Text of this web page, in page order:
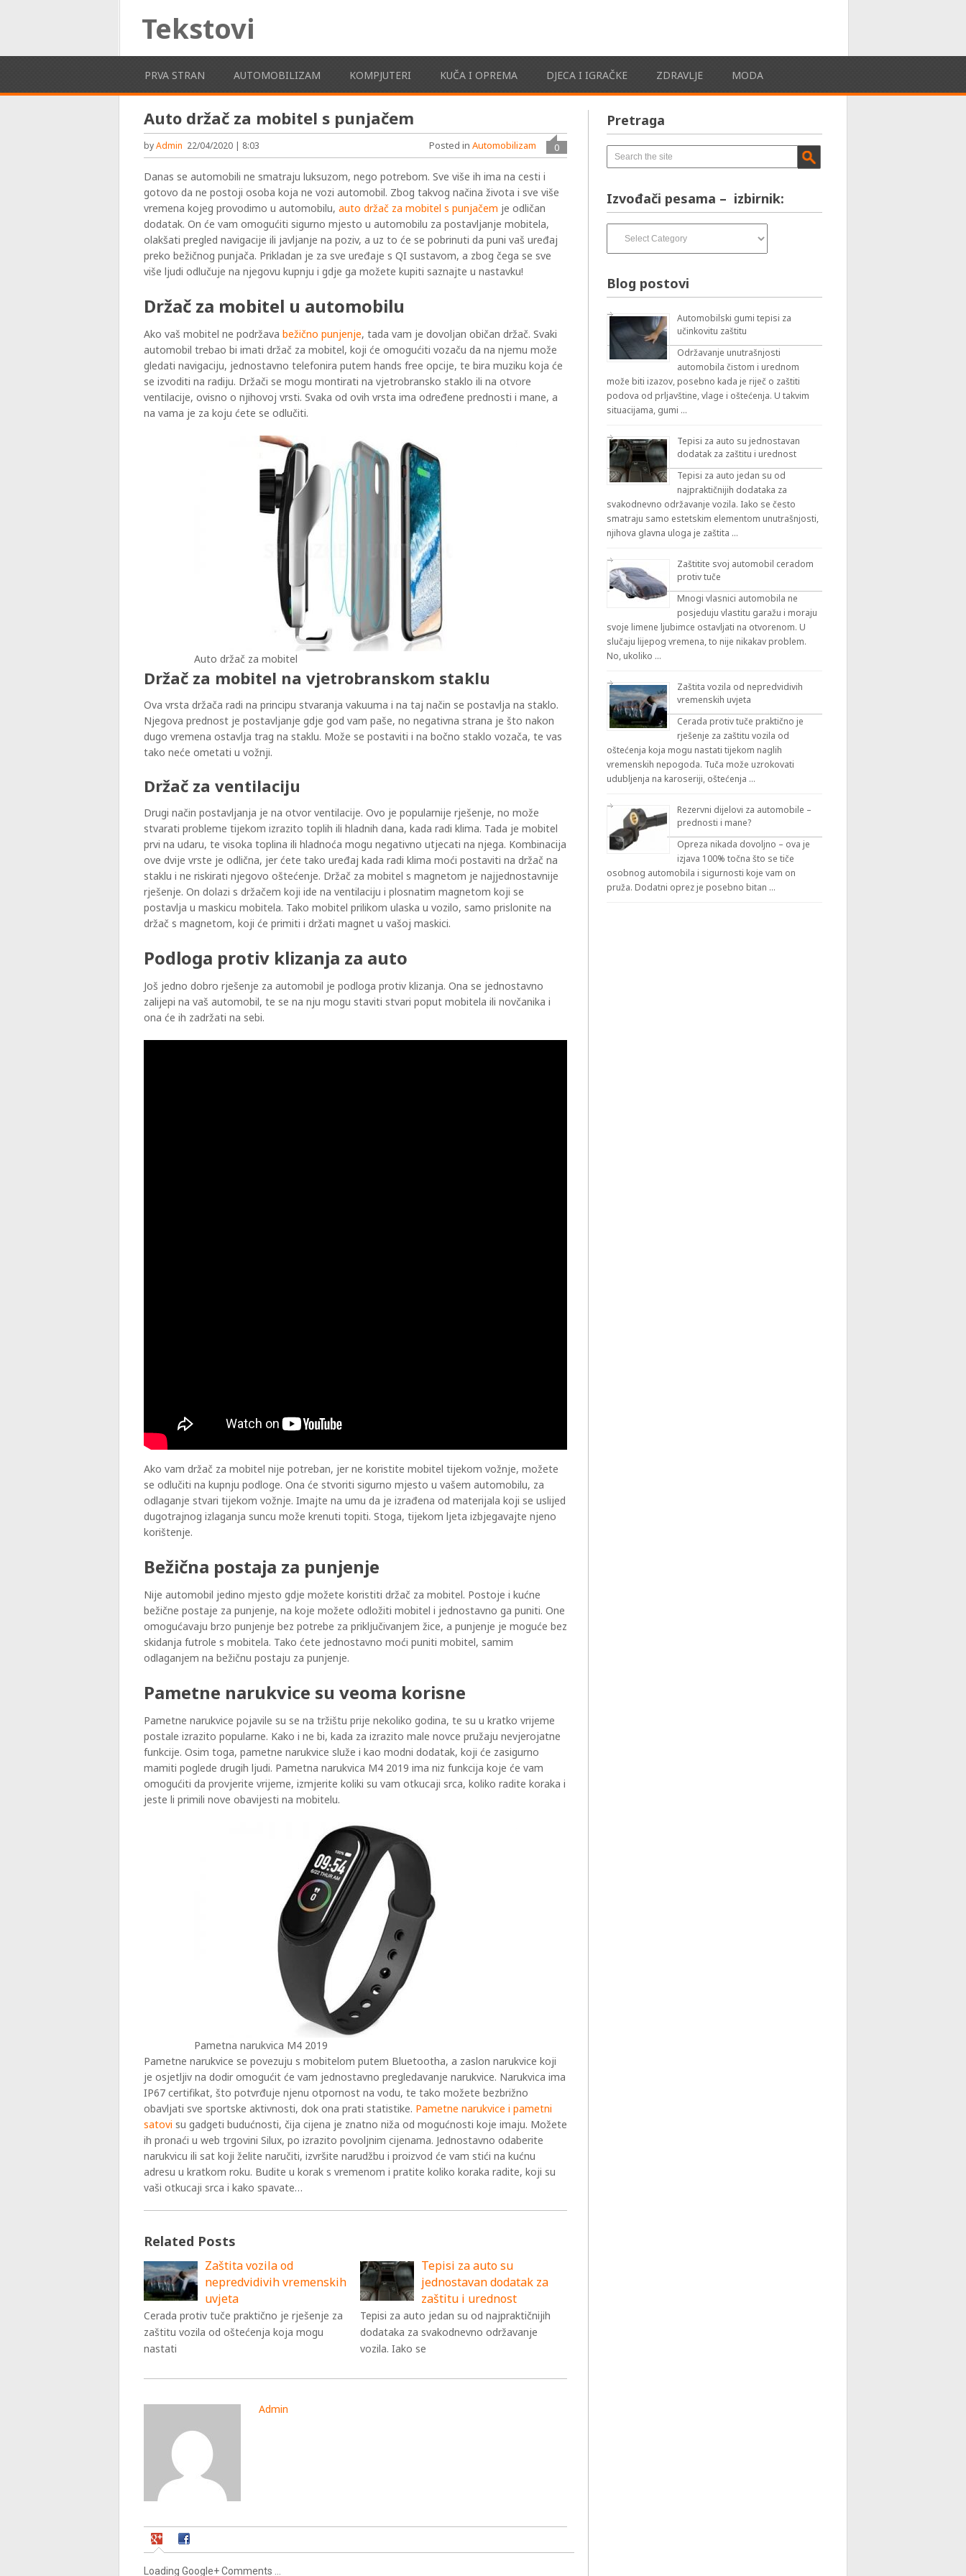
Tekstovi
PRVA STRAN AUTOMOBILIZAM KOMPJUTERI KUČA I OPREMA DJECA I IGRAČKE ZDRAVLJE MODA
Auto držač za mobitel s punjačem
byAdmin 22/04/2020 | 8:03 0
Posted inAutomobilizam
Danas se automobili ne smatraju luksuzom, nego potrebom. Sve više ih ima na cesti i
gotovo da ne postoji osoba koja ne vozi automobil. Zbog takvog načina života i sve više
vremena kojeg provodimo u automobilu,auto držač za mobitel s punjačem je odličan
dodatak. On će vam omogućiti sigurno mjesto u automobilu za postavljanje mobitela,
olakšati pregled navigacije ili javljanje na poziv, a uz to će se pobrinuti da puni vaš uređaj
preko bežičnog punjača. Prikladan je za sve uređaje s QI sustavom, a zbog čega se sve
više ljudi odlučuje na njegovu kupnju i gdje ga možete kupiti saznajte u nastavku!
Držač za mobitel u automobilu
Ako vaš mobitel ne podržavabežično punjenje, tada vam je dovoljan običan držač. Svaki
automobil trebao bi imati držač za mobitel, koji će omogućiti vozaču da na njemu može
gledati navigaciju, jednostavno telefonira putem hands free opcije, te bira muziku koja će
se izvoditi na radiju. Držači se mogu montirati na vjetrobransko staklo ili na otvore
ventilacije, ovisno o njihovoj vrsti. Svaka od ovih vrsta ima određene prednosti i mane, a
na vama je za koju ćete se odlučiti.
Auto držač za mobitel
Držač za mobitel na vjetrobranskom staklu
Ova vrsta držača radi na principu stvaranja vakuuma i na taj način se postavlja na staklo.
Njegova prednost je postavljanje gdje god vam paše, no negativna strana je što nakon
dugo vremena ostavlja trag na staklu. Može se postaviti i na bočno staklo vozača, te vas
tako neće ometati u vožnji.
Držač za ventilaciju
Drugi način postavljanja je na otvor ventilacije. Ovo je popularnije rješenje, no može
stvarati probleme tijekom izrazito toplih ili hladnih dana, kada radi klima. Tada je mobitel
prvi na udaru, te visoka toplina ili hladnoća mogu negativno utjecati na njega. Kombinacija
ove dvije vrste je odlična, jer ćete tako uređaj kada radi klima moći postaviti na držač na
staklu i ne riskirati njegovo oštećenje. Držač za mobitel s magnetom je najjednostavnije
rješenje. On dolazi s držačem koji ide na ventilaciju i plosnatim magnetom koji se
postavlja u maskicu mobitela. Tako mobitel prilikom ulaska u vozilo, samo prislonite na
držač s magnetom, koji će primiti i držati magnet u vašoj maskici.
Podloga protiv klizanja za auto
Još jedno dobro rješenje za automobil je podloga protiv klizanja. Ona se jednostavno
zalijepi na vaš automobil, te se na nju mogu staviti stvari poput mobitela ili novčanika i
ona će ih zadržati na sebi.
Ako vam držač za mobitel nije potreban, jer ne koristite mobitel tijekom vožnje, možete
se odlučiti na kupnju podloge. Ona će stvoriti sigurno mjesto u vašem automobilu, za
odlaganje stvari tijekom vožnje. Imajte na umu da je izrađena od materijala koji se uslijed
dugotrajnog izlaganja suncu može krenuti topiti. Stoga, tijekom ljeta izbjegavajte njeno
korištenje.
Bežična postaja za punjenje
Nije automobil jedino mjesto gdje možete koristiti držač za mobitel. Postoje i kućne
bežične postaje za punjenje, na koje možete odložiti mobitel i jednostavno ga puniti. One
omogućavaju brzo punjenje bez potrebe za priključivanjem žice, a punjenje je moguće bez
skidanja futrole s mobitela. Tako ćete jednostavno moći puniti mobitel, samim
odlaganjem na bežičnu postaju za punjenje.
Pametne narukvice su veoma korisne
Pametne narukvice pojavile su se na tržištu prije nekoliko godina, te su u kratko vrijeme
postale izrazito popularne. Kako i ne bi, kada za izrazito male novce pružaju nevjerojatne
funkcije. Osim toga, pametne narukvice služe i kao modni dodatak, koji će zasigurno
mamiti poglede drugih ljudi. Pametna narukvica M4 2019 ima niz funkcija koje će vam
omogućiti da provjerite vrijeme, izmjerite koliki su vam otkucaji srca, koliko radite koraka i
jeste li primili nove obavijesti na mobitelu.
Pametna narukvica M4 2019
Pametne narukvice se povezuju s mobitelom putem Bluetootha, a zaslon narukvice koji
je osjetljiv na dodir omogućit će vam jednostavno pregledavanje narukvice. Narukvica ima
IP67 certifikat, što potvrđuje njenu otpornost na vodu, te tako možete bezbrižno
obavljati sve sportske aktivnosti, dok ona prati statistike. Pametne narukvice i pametni
satovi su gadgeti budućnosti, čija cijena je znatno niža od mogućnosti koje imaju. Možete
ih pronaći u web trgovini Silux, po izrazito povoljnim cijenama. Jednostavno odaberite
narukvicu ili sat koji želite naručiti, izvršite narudžbu i proizvod će vam stići na kućnu
adresu u kratkom roku. Budite u korak s vremenom i pratite koliko koraka radite, koji su
vaši otkucaji srca i kako spavate…
Related Posts
Zaštita vozila od
nepredvidivih vremenskih
uvjeta
Cerada protiv tuče praktično je rješenje za
zaštitu vozila od oštećenja koja mogu
nastati
Tepisi za auto su
jednostavan dodatak za
zaštitu i urednost
Tepisi za auto jedan su od najpraktičnijih
dodataka za svakodnevno održavanje
vozila. Iako se
Admin
Loading Google+ Comments ...
Pretraga
Izvođači pesama – izbirnik:
pesama
Blog postovi
Automobilski gumi tepisi za
učinkovitu zaštitu
Održavanje unutrašnjosti
automobila čistom i urednom
može biti izazov, posebno kada je riječ o zaštiti
podova od prljavštine, vlage i oštećenja. U takvim
situacijama, gumi …
Tepisi za auto su jednostavan
dodatak za zaštitu i urednost
Tepisi za auto jedan su od
najpraktičnijih dodataka za
svakodnevno održavanje vozila. Iako se često
smatraju samo estetskim elementom unutrašnjosti,
njihova glavna uloga je zaštita …
Zaštitite svoj automobil ceradom
protiv tuče
Mnogi vlasnici automobila ne
posjeduju vlastitu garažu i moraju
svoje limene ljubimce ostavljati na otvorenom. U
slučaju lijepog vremena, to nije nikakav problem.
No, ukoliko …
Zaštita vozila od nepredvidivih
vremenskih uvjeta
Cerada protiv tuče praktično je
rješenje za zaštitu vozila od
oštećenja koja mogu nastati tijekom naglih
vremenskih nepogoda. Tuča može uzrokovati
udubljenja na karoseriji, oštećenja …
Rezervni dijelovi za automobile –
prednosti i mane?
Opreza nikada dovoljno – ova je
izjava 100% točna što se tiče
osobnog automobila i sigurnosti koje vam on
pruža. Dodatni oprez je posebno bitan …